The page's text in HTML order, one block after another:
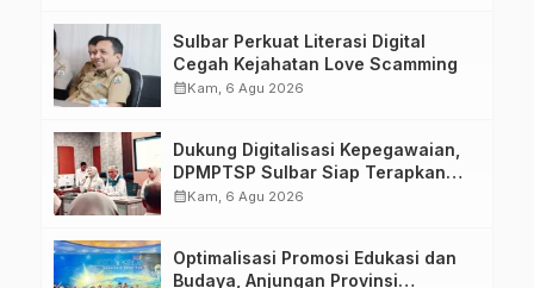
Sulbar Perkuat Literasi Digital
Cegah Kejahatan Love Scamming
calendar_monthKam, 6 Agu 2026
Dukung Digitalisasi Kepegawaian,
DPMPTSP Sulbar Siap Terapkan
Aplikasi FLEKSI ASN
calendar_monthKam, 6 Agu 2026
Optimalisasi Promosi Edukasi dan
Budaya, Anjungan Provinsi